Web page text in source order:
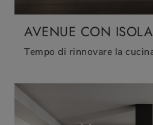
AVENUE CON ISOLA